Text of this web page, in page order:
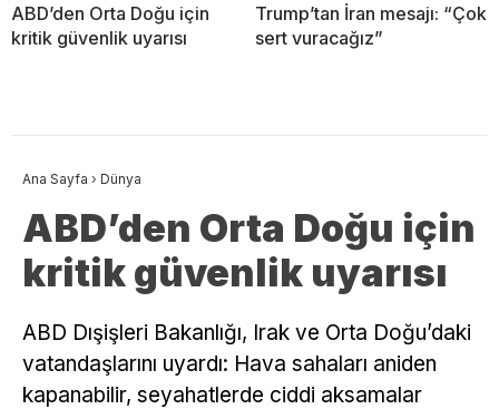
ABD’den Orta Doğu için
kritik güvenlik uyarısı
Trump’tan İran mesajı: “Çok
sert vuracağız”
Ana Sayfa › Dünya
ABD’den Orta Doğu için
kritik güvenlik uyarısı
ABD Dışişleri Bakanlığı, Irak ve Orta Doğu’daki
vatandaşlarını uyardı: Hava sahaları aniden
kapanabilir, seyahatlerde ciddi aksamalar